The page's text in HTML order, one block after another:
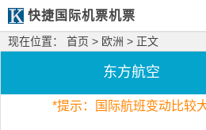
快捷国际机票机票
现在位置： 首页 > 欧洲 > 正文
东方航空
*提示：国际航班变动比较大